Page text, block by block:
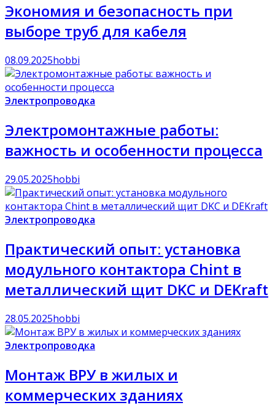
Экономия и безопасность при
выборе труб для кабеля
08.09.2025hobbi
Электропроводка
Электромонтажные работы:
важность и особенности процесса
29.05.2025hobbi
Электропроводка
Практический опыт: установка
модульного контактора Chint в
металлический щит DKC и DEKraft
28.05.2025hobbi
Электропроводка
Монтаж ВРУ в жилых и
коммерческих зданиях